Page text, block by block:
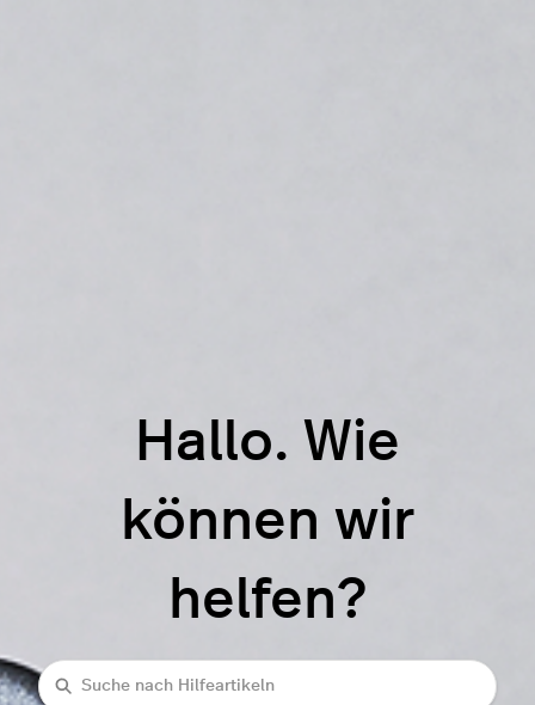
Hallo. Wie
können wir
helfen?
Suche